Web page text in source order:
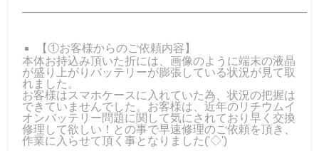
―――――――――――――――――――――――――
【①お客様からのご依頼内容】
本体お持込み頂いた折には、画像のように端末の液晶
が盛り上がりバッテリーが膨張している状況が見て取
れました。
お客様はスマホケースに入れていた為、状況の把握は
できていませんでした。お客様は、近年のリチウムイ
オンバッテリー問題に関して気にされており早く交換
修理して欲しい！との事で早速修理のご依頼を頂き、
作業に入らせて頂く事となりました('◇')ゞ